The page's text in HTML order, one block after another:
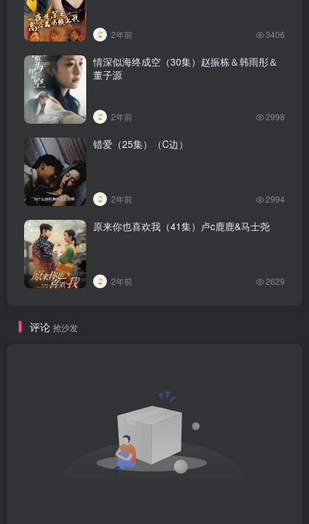
2年前 3406
情深似海终成空（30集）赵振栋＆韩雨彤＆
董子源
2年前 2998
错爱（25集）（C边）
2年前 2994
原来你也喜欢我（41集）卢c鹿鹿&马士尧
2年前 2629
评论 抢沙发